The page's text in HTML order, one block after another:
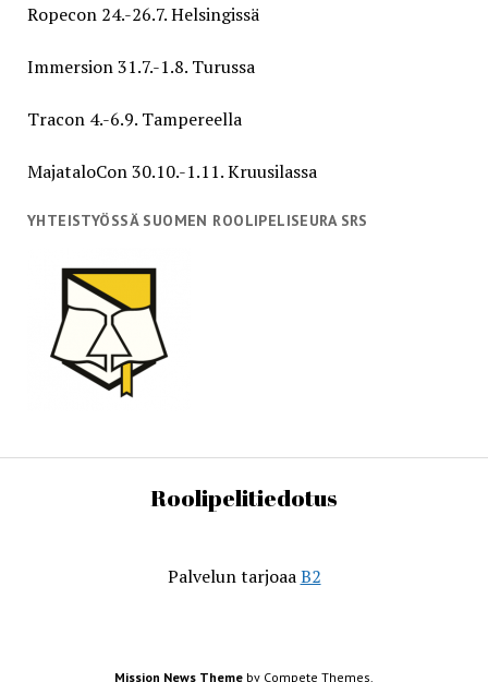
Ropecon 24.-26.7. Helsingissä
Immersion 31.7.-1.8. Turussa
Tracon 4.-6.9. Tampereella
MajataloCon 30.10.-1.11. Kruusilassa
YHTEISTYÖSSÄ SUOMEN ROOLIPELISEURA SRS
Roolipelitiedotus
Palvelun tarjoaaB2
Mission News Theme by Compete Themes.